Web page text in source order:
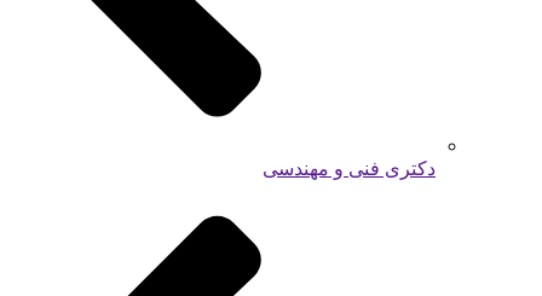
دکتری فنی و مهندسی